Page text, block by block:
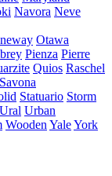
Navora Neve
Otawa
Pienza Pierre
Quios Raschel
Savona
Statuario Storm
Ural Urban
Wooden YaleYork